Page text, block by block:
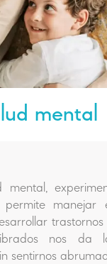
mental
permite manejar
nos da
sentirnos